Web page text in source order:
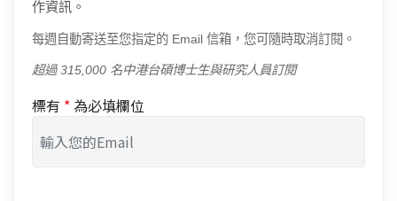
作資訊。
每週自動寄送至您指定的 Email 信箱，您可隨時取消訂閱。
超過 315,000 名中港台碩博士生與研究人員訂閱
標有 * 為必填欄位